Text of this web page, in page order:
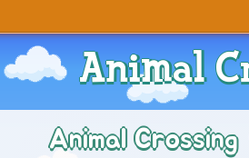
Animal
Animal